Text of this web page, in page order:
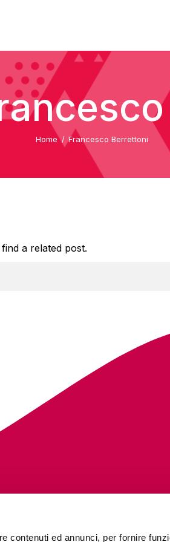
contenuti ed annunci, per fornire
Home Francesco Berrettoni
a related post.